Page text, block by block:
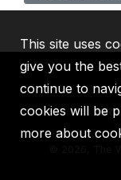
IBRD
2026, The
This site uses
give you the
continue to
cookies will be
more about